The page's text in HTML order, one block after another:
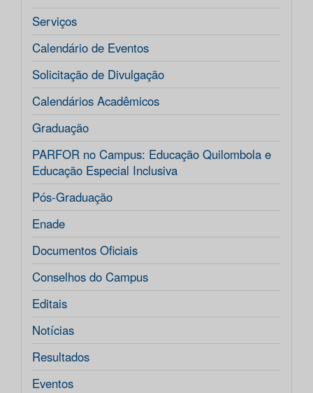
Serviços
Calendário de Eventos
Solicitação de Divulgação
Calendários Acadêmicos
Graduação
PARFOR no Campus: Educação Quilombola e
Educação Especial Inclusiva
Pós-Graduação
Enade
Documentos Oficiais
Conselhos do Campus
Editais
Notícias
Resultados
Eventos